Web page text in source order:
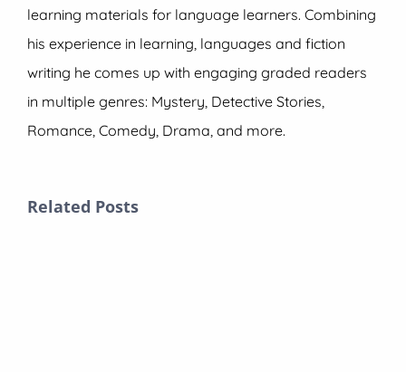
learning materials for language learners. Combining
his experience in learning, languages and fiction
writing he comes up with engaging graded readers
in multiple genres: Mystery, Detective Stories,
Romance, Comedy, Drama, and more.
Related Posts